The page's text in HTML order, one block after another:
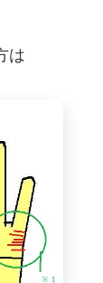
は